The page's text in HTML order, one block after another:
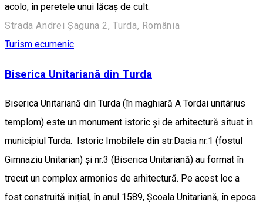
acolo, în peretele unui lăcaș de cult.
Strada Andrei Șaguna 2, Turda, România
Turism ecumenic
Biserica Unitariană din Turda
Biserica Unitariană din Turda (în maghiară A Tordai unitárius
templom) este un monument istoric și de arhitectură situat în
municipiul Turda. Istoric Imobilele din str.Dacia nr.1 (fostul
Gimnaziu Unitarian) și nr.3 (Biserica Unitariană) au format în
trecut un complex armonios de arhitectură. Pe acest loc a
fost construită inițial, în anul 1589, Școala Unitariană, în epoca